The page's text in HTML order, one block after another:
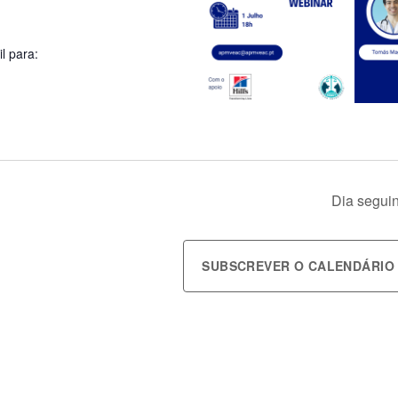
para:
Dia
SUBSCREVER O CALENDÁRIO